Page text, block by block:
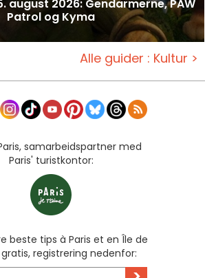
august 2026: Gendarmerne, PAW
Patrol og Kyma
Alle guider : Kultur >
samarbeidspartner med
Paris' turistkontor:
beste tips à Paris et en Île de
registrering nedenfor: